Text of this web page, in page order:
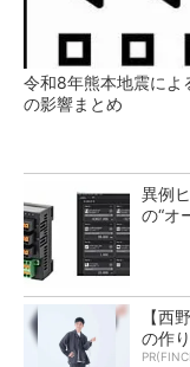
令和8年熊本地震によ
の影響まとめ
異例
の“オ
【西
の作